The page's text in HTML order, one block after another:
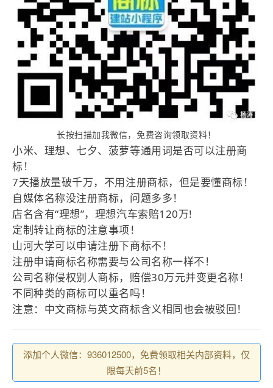
长按扫描加我微信，免费咨询领取资料！
小米、理想、七夕、菠萝等通用词是否可以注册商
标！
7天播放量破千万，不用注册商标，但是要懂商标！
自媒体名称没注册商标，问题多多！
店名含有“理想”，理想汽车索赔120万!
定制转让商标的注意事项！
山河大学可以申请注册下商标不！
注册申请商标名称需要与公司名称一样不！
公司名称侵权别人商标，赔偿30万元并变更名称！
不同种类的商标可以重名吗！
注意：中文商标与英文商标含义相同也会被驳回！
添加个人微信：936012500，免费领取相关内部资料，仅
限每天前5名！